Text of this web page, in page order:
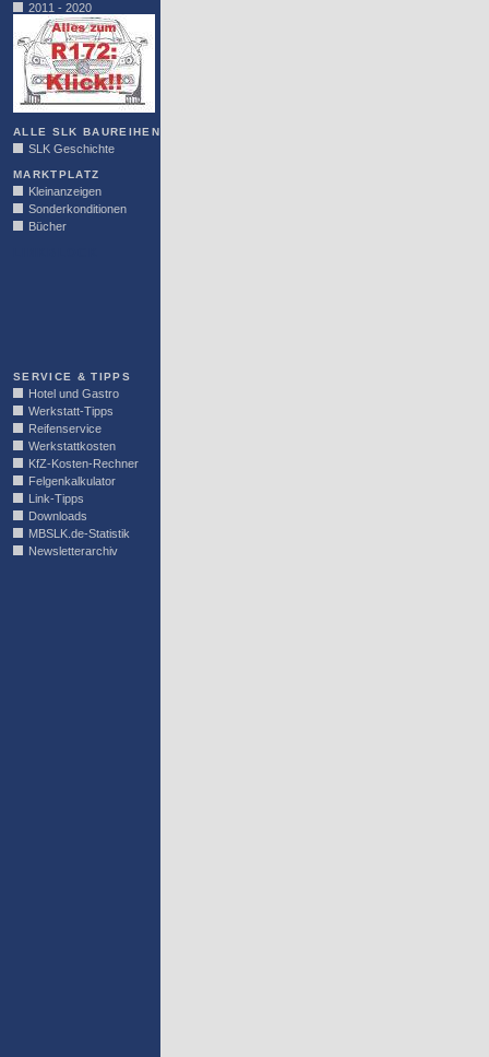
2011 - 2020
ALLE SLK BAUREIHEN
SLK Geschichte
MARKTPLATZ
Kleinanzeigen
Sonderkonditionen
Bücher
SERVICE & TIPPS
Hotel und Gastro
Werkstatt-Tipps
Reifenservice
Werkstattkosten
KfZ-Kosten-Rechner
Felgenkalkulator
Link-Tipps
Downloads
MBSLK.de-Statistik
Newsletterarchiv